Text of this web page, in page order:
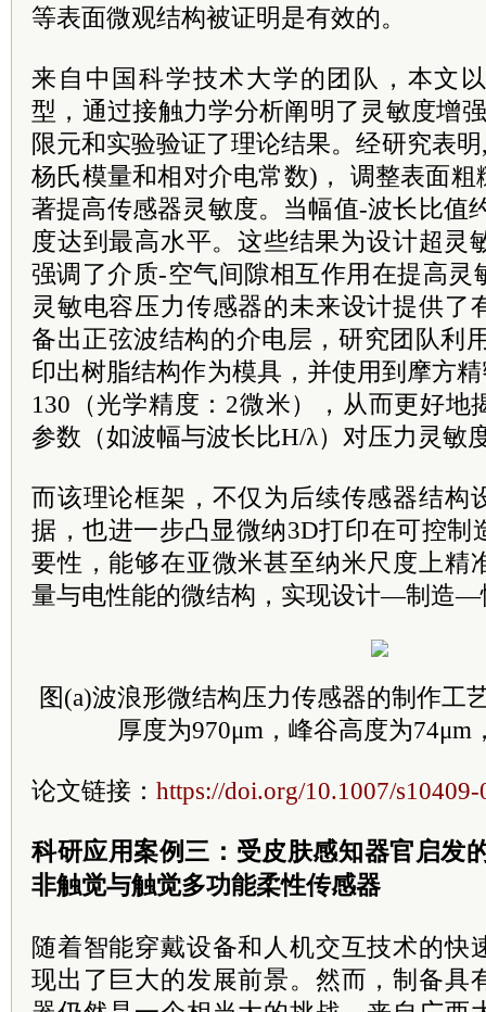
等表面微观结构被证明是有效的。
来自中国科学技术大学的团队，本文
型，通过接触力学分析阐明了灵敏度增
限元和实验验证了理论结果。经研究表
杨氏模量和相对介电常数)， 调整表面
著提高传感器灵敏度。当幅值-波长比值
度达到最高水平。这些结果为设计超灵
强调了介质-空气间隙相互作用在提高灵
灵敏电容压力传感器的未来设计提供了
备出正弦波结构的介电层，研究团队利
印出树脂结构作为模具，并使用到摩方
130（光学精度：2微米），从而更好地
参数（如波幅与波长比H/λ）对压力灵敏
而该理论框架，不仅为后续传感器结构
据，也进一步凸显微纳3D打印在可控制
要性，能够在亚微米甚至纳米尺度上精
量与电性能的微结构，实现设计—制造—
图(a)波浪形微结构压力传感器的制作工
厚度为970μm，峰谷高度为74μm
论文链接： https://doi.org/10.1007/
科研应用案例三：受皮肤感知器官启发
非触觉与触觉多功能柔性传感器
随着智能穿戴设备和人机交互技术的快
现出了巨大的发展前景。然而，制备具